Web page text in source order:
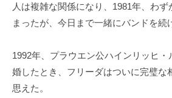
人は複雑な関係になり、1981年、わず
まったが、今日まで一緒にバンドを続
1992年、プラウエン公ハインリッヒ
婚したとき、フリーダはついに完璧な
思えた。